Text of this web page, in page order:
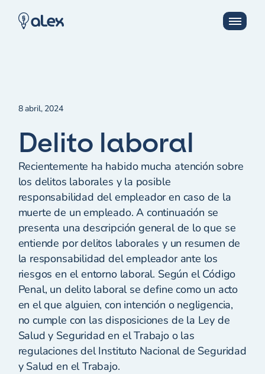
8 abril, 2024
Delito laboral
Recientemente ha habido mucha atención sobre
los delitos laborales y la posible
responsabilidad del empleador en caso de la
muerte de un empleado. A continuación se
presenta una descripción general de lo que se
entiende por delitos laborales y un resumen de
la responsabilidad del empleador ante los
riesgos en el entorno laboral. Según el Código
Penal, un delito laboral se define como un acto
en el que alguien, con intención o negligencia,
no cumple con las disposiciones de la Ley de
Salud y Seguridad en el Trabajo o las
regulaciones del Instituto Nacional de Seguridad
y Salud en el Trabajo.